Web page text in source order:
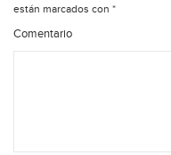
están marcados con *
Comentario